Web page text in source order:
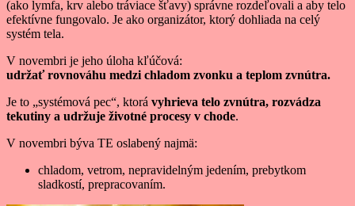
(ako lymfa, krv alebo tráviace šťavy) správne rozdeľovali a aby telo
efektívne fungovalo. Je ako organizátor, ktorý dohliada na celý
systém tela.
V novembri je jeho úloha kľúčová:
udržať rovnováhu medzi chladom zvonku a teplom zvnútra.
Je to „systémová pec“, ktorá vyhrieva telo zvnútra, rozvádza
tekutiny a udržuje životné procesy v chode.
V novembri býva TE oslabený najmä:
chladom, vetrom, nepravidelným jedením, prebytkom
sladkostí, prepracovaním.